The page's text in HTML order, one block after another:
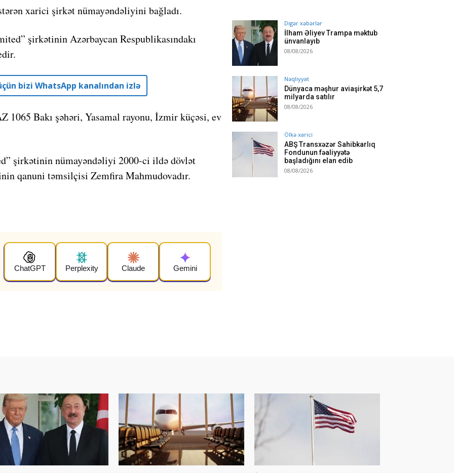
xarici şirkət nümayəndəliyini bağladı.
şirkətinin Azərbaycan Respublikasındakı
bizi WhatsApp kanalından izlə
Bakı şəhəri, Yasamal rayonu, İzmir küçəsi, ev
şirkətinin nümayəndəliyi 2000-ci ildə dövlət
qanuni təmsilçisi Zemfira Mahmudovadır.
ChatGPT Perplexity Claude Gemini
Digər xəbərlər
İlham Əliyev Trampa məktub
ünvanlayıb
08/08/2026
Nəqliyyat
Dünyaca məşhur aviaşirkət 5,7
milyarda satılır
08/08/2026
Ölkə xarici
ABŞ Transxəzər Sahibkarlıq
Fondunun fəaliyyətə
başladığını elan edib
08/08/2026